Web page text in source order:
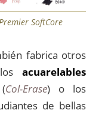
SoftCore
fabrica otros
acuarelables
(Col-Erase) o los
de bellas